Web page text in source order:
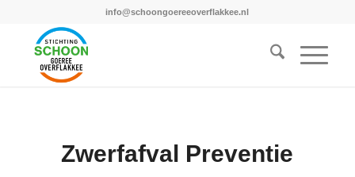
info@schoongoereeoverflakkee.nl
Zwerfafval Preventie